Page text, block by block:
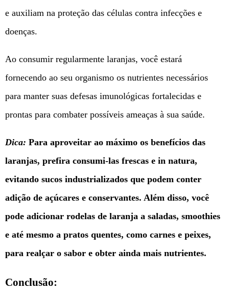
e auxiliam na proteção das células contra infecções e
doenças.
Ao consumir regularmente laranjas, você estará
fornecendo ao seu organismo os nutrientes necessários
para manter suas defesas imunológicas fortalecidas e
prontas para combater possíveis ameaças à sua saúde.
Dica: Para aproveitar ao máximo os benefícios das
laranjas, prefira consumi-las frescas e in natura,
evitando sucos industrializados que podem conter
adição de açúcares e conservantes. Além disso, você
pode adicionar rodelas de laranja a saladas, smoothies
e até mesmo a pratos quentes, como carnes e peixes,
para realçar o sabor e obter ainda mais nutrientes.
Conclusão: